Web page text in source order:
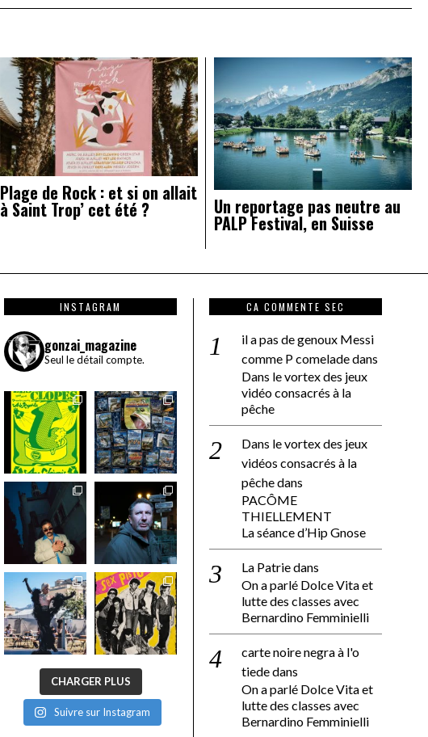
Plage de Rock : et si on allait
à Saint Trop’ cet été ? Un reportage pas neutre au
PALP Festival, en Suisse
INSTAGRAM
gonzai_magazine
Seul le détail compte.
CHARGER PLUS
Suivre sur Instagram
CA COMMENTE SEC
il a pas de genoux Messi
comme P comeladedans
Dans le vortex des jeux
vidéo consacrés à la
pêche
Dans le vortex des jeux
vidéos consacrés à la
pêchedans
PACÔME
THIELLEMENT
La séance d’Hip Gnose
La Patriedans
On a parlé Dolce Vita et
lutte des classes avec
Bernardino Femminielli
carte noire negra à l'o
tiededans
On a parlé Dolce Vita et
lutte des classes avec
Bernardino Femminielli